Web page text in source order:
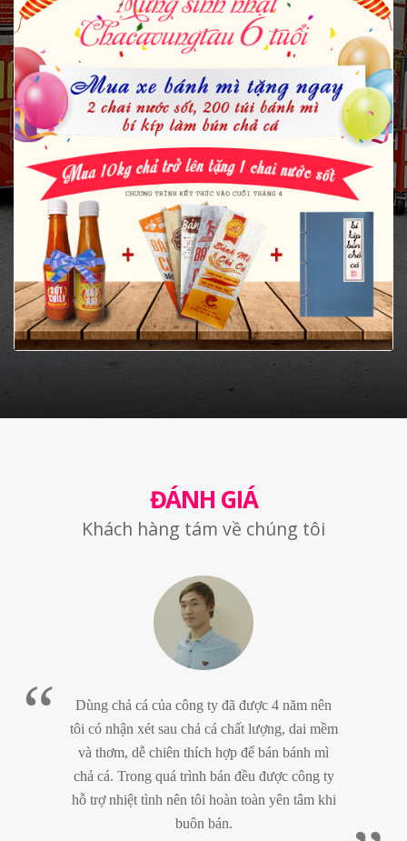
ĐÁNH GIÁ
Khách hàng tám về chúng tôi
Dùng chả cá của công ty đã được 4 năm nên
tôi có nhận xét sau chả cá chất lượng, dai mềm
và thơm, dễ chiên thích hợp để bán bánh mì
chả cá. Trong quá trình bán đều được công ty
hỗ trợ nhiệt tình nên tôi hoàn toàn yên tâm khi
buôn bán.